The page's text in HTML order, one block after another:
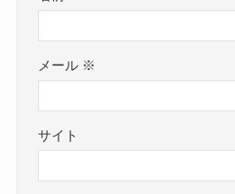
メール ※
サイト